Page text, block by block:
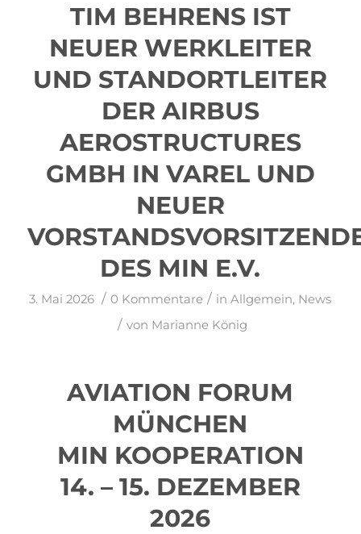
TIM BEHRENS IST
NEUER WERKLEITER
UND STANDORTLEITER
DER AIRBUS
AEROSTRUCTURES
GMBH IN VAREL UND
NEUER
DES MIN E.V.
3. Mai 2026 / 0 Kommentare / inAllgemein, News
/ von Marianne König
AVIATION FORUM
MÜNCHEN
MIN KOOPERATION
14. – 15. DEZEMBER
2026